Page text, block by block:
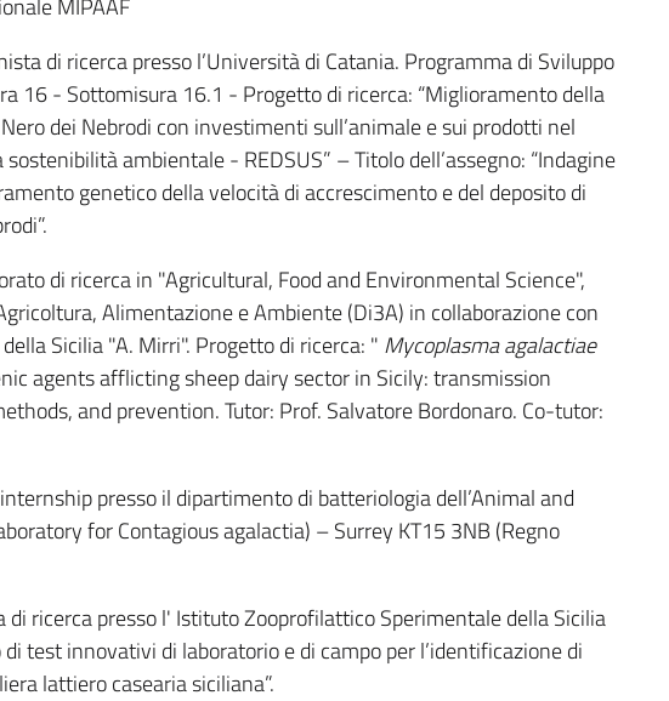
MIPAAF
di ricerca presso l’Università di Catania. Programma di Sviluppo
16 - Sottomisura 16.1 - Progetto di ricerca: “Miglioramento della
dei Nebrodi con investimenti sull’animale e sui prodotti nel
ambientale - REDSUS” – Titolo dell’assegno: “Indagine
genetico della velocità di accrescimento e del deposito di
di ricerca in "Agricultural, Food and Environmental Science",
Alimentazione e Ambiente (Di3A) in collaborazione con
Sicilia "A. Mirri". Progetto di ricerca: " Mycoplasma agalactiae
agents afflicting sheep dairy sector in Sicily: transmission
and prevention. Tutor: Prof. Salvatore Bordonaro. Co-tutor:
presso il dipartimento di batteriologia dell’Animal and
for Contagious agalactia) – Surrey KT15 3NB (Regno
di ricerca presso l' Istituto Zooprofilattico Sperimentale della Sicilia
test innovativi di laboratorio e di campo per l’identificazione di
lattiero casearia siciliana”.